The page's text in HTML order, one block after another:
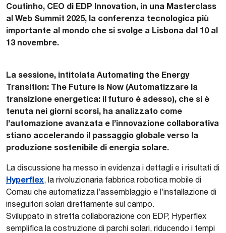
Coutinho, CEO di EDP Innovation, in una Masterclass
al Web Summit 2025, la conferenza tecnologica più
importante al mondo che si svolge a Lisbona dal 10 al
13 novembre.
La sessione, intitolata Automating the Energy
Transition: The Future is Now (Automatizzare la
transizione energetica: il futuro è adesso), che si è
tenuta nei giorni scorsi, ha analizzato come
l’automazione avanzata e l’innovazione collaborativa
stiano accelerando il passaggio globale verso la
produzione sostenibile di energia solare.
La discussione ha messo in evidenza i dettagli e i risultati di
Hyperflex, la rivoluzionaria fabbrica robotica mobile di
Comau che automatizza l’assemblaggio e l’installazione di
inseguitori solari direttamente sul campo.
Sviluppato in stretta collaborazione con EDP, Hyperflex
semplifica la costruzione di parchi solari, riducendo i tempi